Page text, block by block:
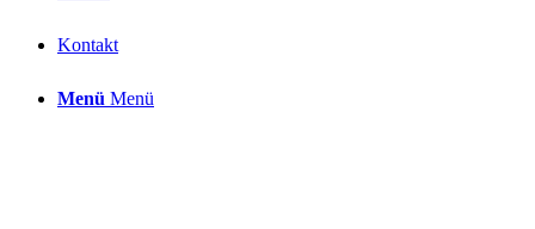
Kontakt
Menü Menü